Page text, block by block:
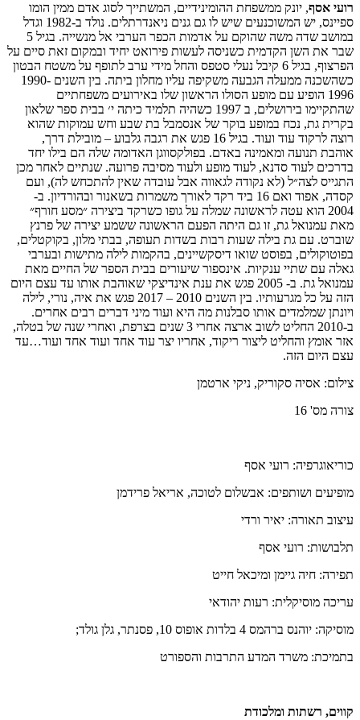
רועי אסף, יונק ממשפחת ההומינידיים, המשתייך לסוג אדם ממין הומו
ספיינס, יש המשוכנעים שיש לו גם גנים ניאנדרתלים. נולד ב-1982 וגדל
במושב שדה משה שהוקם על אדמות הכפר הערבי אל מנשייה. בגיל 5
שבר את השן הקדמית כשניסה לעשות פירואט יחיד ובמקום זאת סיים על
הפרצוף, בגיל 6 קיבל נעלי סטפס והחל מידי ערב לתופף על משטח הבטון
כשהשכנה ממעלה הגבעה משקיפה עליו מחלון ביתה. בין השנים 1990-
1996 הופיע עם מופע הסולו הראשון שלו באירועים משפחתיים
שהתקיימו בירושלים, ב 1997 כשהיה תלמיד כיתה י׳ בבית ספר שלאון
בקרית גת, נכח במופע בוקר של אנסמבל בת שבע וחש עמוקות שהוא
רוצה לרקוד עוד ועוד. בגיל 16 פגש את רגבה גלבוע – מובילת דרך,
אוהבת תנועה ומאמינה באדם. בפולקסווגן האדומה שלה הם בילו יחד
בדרכים לעוד סדנא, לעוד מופע ולעוד מסיבה פרועה. שנתיים לאחר מכן
התגייס לצה״ל (לא נקודה לגאווה אבל עובדה שאין להתכחש לה), ועם
קסדה, אפוד ואם 16 ביד רקד לאורך משמרות בשאנור ובהורדיון. ב-
2004 הוא עטה לראשונה שמלה על גופו כשרקד ביצירה ״מסע חורף״
מאת עמנואל גת, זו גם היתה הפעם הראשונה ששמע יצירה של פרנץ
שוברט. עם גת בילה שעות רבות בשדות תעופה, בבתי מלון, בקוקטלים,
בפוטוקולים, בפוסט שואו דיסקשיינים, בהקמות לילה מתישות ובערבי
גאלה עם שתיי ענקיות. אינספור שיעורים בבית הספר של החיים מאת
עמנואל גת. ב- 2005 פגש את ענת אינדיצקי שאוהבת אותו עד עצם היום
הזה על כל מגרעותיו. בין השנים 2010 – 2017 פגש את איה, נורי, לילה
ויונתן שמלמדים אותו סבלנות מה היא ועוד מיני דברים רבים אחרים.
ב-2010 החליט לשוב ארצה אחרי 3 שנים בצרפת, ואחרי שנה של בטלה,
אזר אומץ והחליט ליצור ריקוד, אחריו יצר עוד אחד ועוד אחד ועוד…עד
עצם היום הזה.
צילום: אסיה סקוריק, ניקי ארטמן
צורה מס' 16
כוריאוגרפיה: רועי אסף
מופיעים ושותפים: אבשלום לטוכה, אריאל פרידמן
עיצוב תאורה: יאיר ורדי
תלבושות: רועי אסף
תפירה: חיה גיימן ומיכאל חייט
עריכה מוסיקלית: רעות יהודאי
מוסיקה: יוהנס ברהמס 4 בלדות אופוס 10, פסנתר, גלן גולד;
בתמיכת: משרד המדע התרבות והספורט
קווים, רשתות ומלכודת